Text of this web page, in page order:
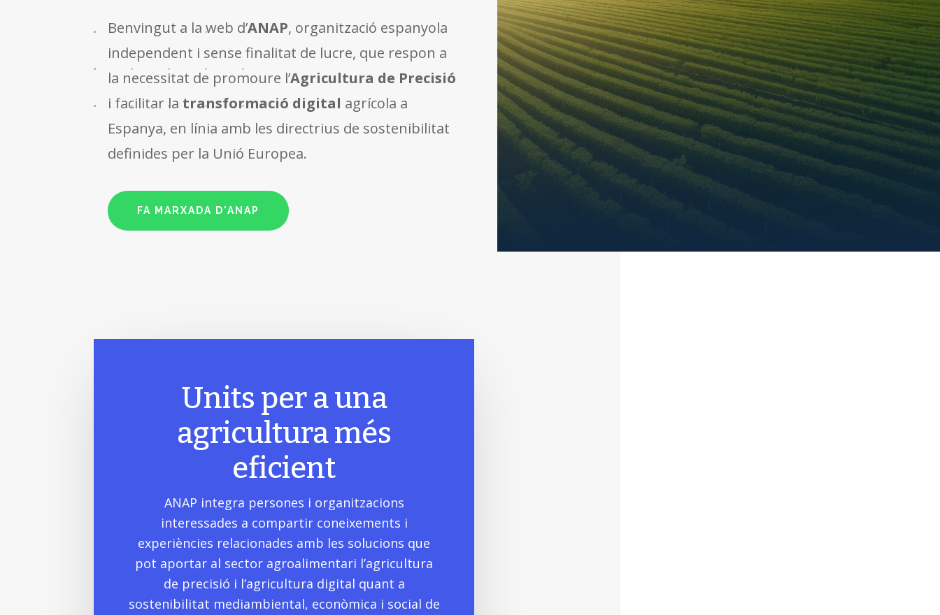
Benvingut a la web d’ANAP, organització espanyola
independent i sense finalitat de lucre, que respon a
la necessitat de promoure l’Agricultura de Precisió
i facilitar la transformació digital agrícola a
Espanya, en línia amb les directrius de sostenibilitat
definides per la Unió Europea.
FA MARXADA D'ANAP
Units per a una
agricultura més
eficient
ANAP integra persones i organitzacions
interessades a compartir coneixements i
experiències relacionades amb les solucions que
pot aportar al sector agroalimentari l’agricultura
de precisió i l’agricultura digital quant a
sostenibilitat mediambiental, econòmica i social de